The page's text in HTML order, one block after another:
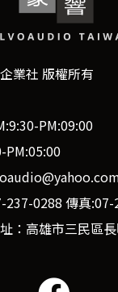
業社 版權所有
PM:09:00
PM:05:00
237-0288 傳真:07-
：高雄市三民區